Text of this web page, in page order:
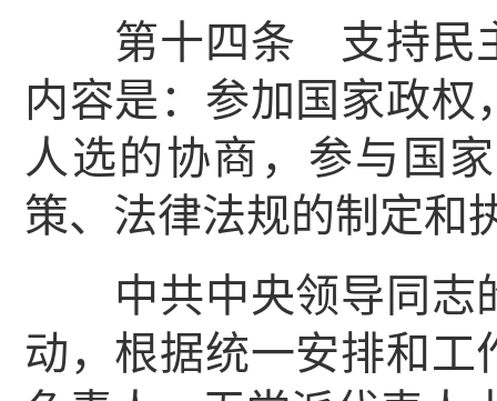
第十四条 支持民主
内容是：参加国家政
人选的协商，参与国
策、法律法规的制定和
中共中央领导同志
动，根据统一安排和